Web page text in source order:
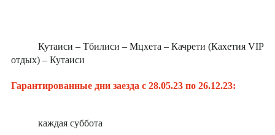
Кутаиси – Тбилиси – Мцхета – Качрети (Кахетия VIP
отдых) – Кутаиси
Гарантированные дни заезда с 28.05.23 по 26.12.23:
каждая суббота